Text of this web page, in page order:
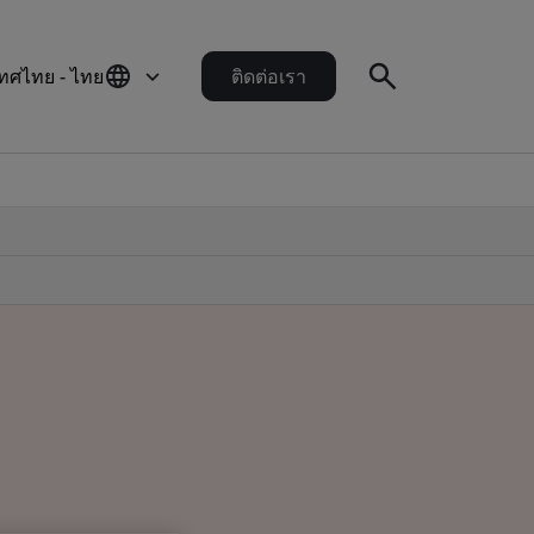
ศไทย - ไทย ติดต่อเรา